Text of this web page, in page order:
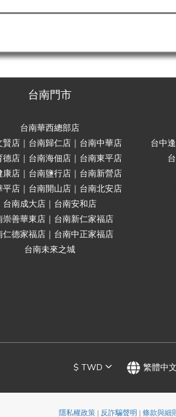
台南門市
台南華西總部店
賢店｜台南歸仁店｜台南中華店
德店｜台南海佃店｜台南東平店
康店｜台南鹽行店｜台南新營店
平店｜台南開山店｜台南北安店
台南成大店｜台南安和店
崇善華東店｜台南新仁家福店
仁德家福店｜台南中正家福店
台南未來之城
台中
$ TWD 繁體中文
隱私權政策| 反詐騙聲明 | 條款與細